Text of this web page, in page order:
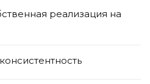
реализация на